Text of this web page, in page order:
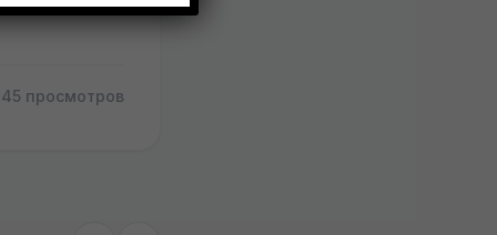
просмотров